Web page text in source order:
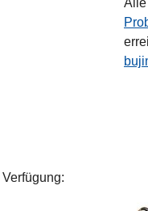
Alle